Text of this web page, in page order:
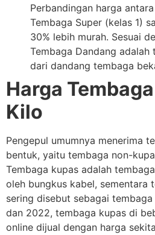
Perbandingan harga
Tembaga Super (kelas 1)
30% lebih murah. Sesuai
Tembaga Dandang
dari dandang tembaga
Harga
Kilo
Pengepul umumnya menerima
bentuk, yaitu tembaga non-
Tembaga kupas adalah
oleh bungkus kabel, sementara
sering disebut sebagai
dan 2022, tembaga kupas di
online dijual dengan harga